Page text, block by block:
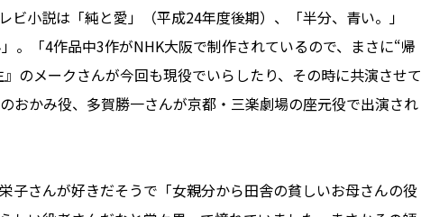
小説は「純と愛」（平成24年度後期）、「半分、青い。」
。「4作品中3作がNHK大阪で制作されているので、まさに“帰
のメークさんが今回も現役でいらしたり、その時に共演させて
おかみ役、多賀勝一さんが京都・三楽劇場の座元役で出演され
子さんが好きだそうで「女親分から田舎の貧しいお母さんの役